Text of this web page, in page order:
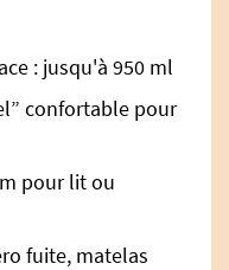
: jusqu'à 950 ml
confortable pour
pour lit ou
fuite, matelas